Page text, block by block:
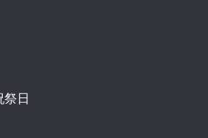
日